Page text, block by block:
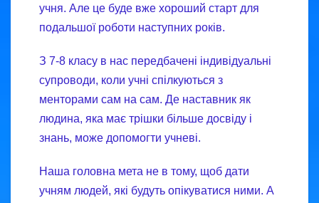
учня. Але це буде вже хороший старт для
подальшої роботи наступних років.
З 7-8 класу в нас передбачені індивідуальні
супроводи, коли учні спілкуються з
менторами сам на сам. Де наставник як
людина, яка має трішки більше досвіду і
знань, може допомогти учневі.
Наша головна мета не в тому, щоб дати
учням людей, які будуть опікуватися ними. А